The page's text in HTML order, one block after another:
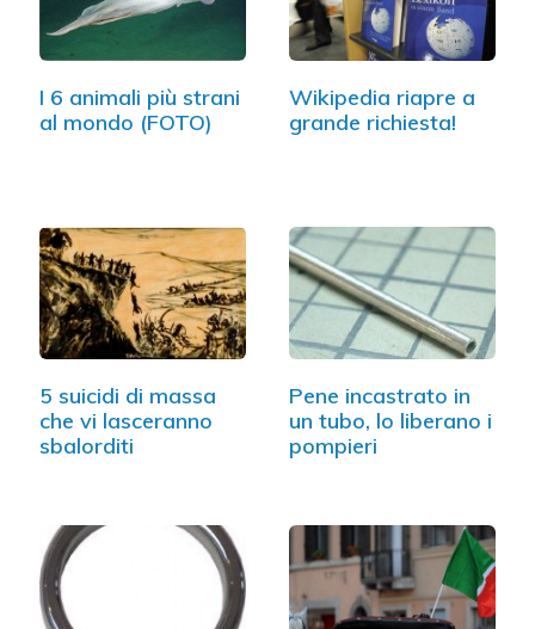
I 6 animali più strani
al mondo (FOTO)
Wikipedia riapre a
grande richiesta!
5 suicidi di massa
che vi lasceranno
sbalorditi
Pene incastrato in
un tubo, lo liberano i
pompieri